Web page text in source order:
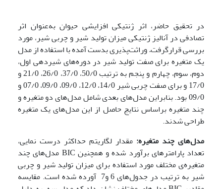
در تحقیق حاضر، اثر ژنتیکی افزایشی حیوان به‌عنوان اثر
تصادفی در آنالیز ژنتیکی میزان تولید شیر و چربی شیر، مورد
بررسی قرارگرفت.وراثت‌پذیری بدست آمده با استفاده از مدل
یک متغیره برای صفت تولید شیر در دوره‌های شیردهی اول،
دوم، سوم، چهارم و پنجم به ترتیب 50/0، 37/0، 26/0، 21/0 و
17/0 و برای صفت چربی شیر 14/0، 12/0، 09/0، 09/0، 07/0 و
09/0 بود. بنابراین مدل‌های بعدی شامل مدل‌های دو متغیره و
چند متغیره براساس نتایج حاصل از این مدل‌های یک متغیره
طراحی شدند.
مدل‌های چند متغیره: مقدار لگاریتم حداکثر درست نمایی،
تعداد پارامترهای برآورد شده و همچنین BIC مدل‌های چند
متغیره‌ی مختلف مورد استفاده برای میزان تولید شیر و چربی
شیر به ترتیب در جدول‌های 6 و7 آورده شده است. مقایسه